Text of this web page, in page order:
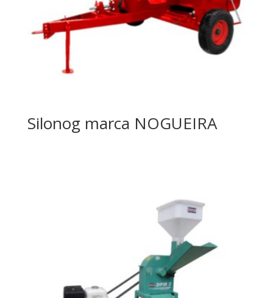
Silonog marca NOGUEIRA